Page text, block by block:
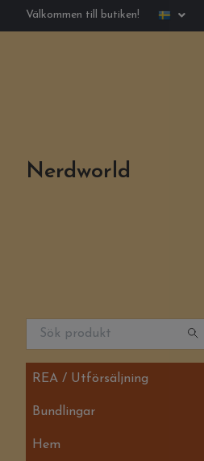
Välkommen till butiken!
Nerdworld
REA / Utförsäljning
Bundlingar
Hem